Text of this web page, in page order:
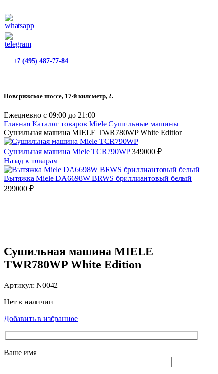
+7 (495) 487-77-84
Новорижское шоссе, 17-й километр, 2.
Ежедневно с 09:00 до 21:00
Главная Каталог товаров Miele Сушильные машины
Сушильная машина MIELE TWR780WP White Edition
Сушильная машина Miele TCR790WP349000 ₽
Назад к товарам
Вытяжка Miele DA6698W BRWS бриллиантовый белый
299000 ₽
Сушильная машина MIELE
TWR780WP White Edition
Артикул: N0042
Нет в наличии
Добавить в избранное
Ваше имя